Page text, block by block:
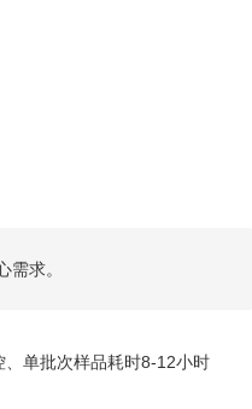
求。
、单批次样品耗时8-12小时